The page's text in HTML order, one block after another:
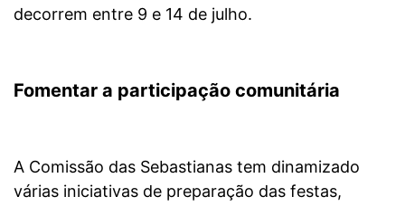
decorrem entre 9 e 14 de julho.
Fomentar a participação comunitária
A Comissão das Sebastianas tem dinamizado
várias iniciativas de preparação das festas,